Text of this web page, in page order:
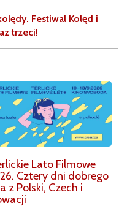
Festiwal Kolęd i
trzeci!
Lato Filmowe
Cztery dni dobrego
z Polski, Czech i